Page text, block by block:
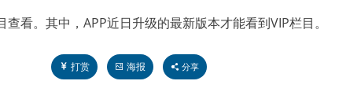
。其中，APP近日升级的最新版本才能看到VIP栏目。
打赏 海报 分享